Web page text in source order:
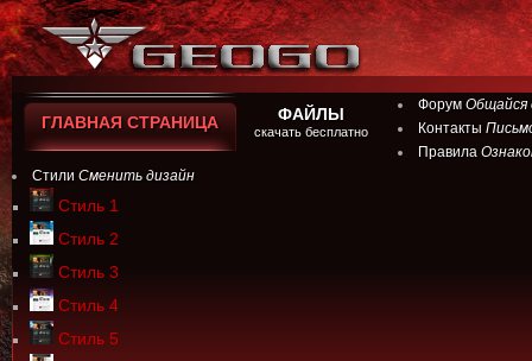
ГЛАВНАЯ СТРАНИЦА ФАЙЛЫ
скачать бесплатно
Форум Общайся
Контакты
Правила
Стили Сменить дизайн
Стиль 1
Стиль 2
Стиль 3
Стиль 4
Стиль 5